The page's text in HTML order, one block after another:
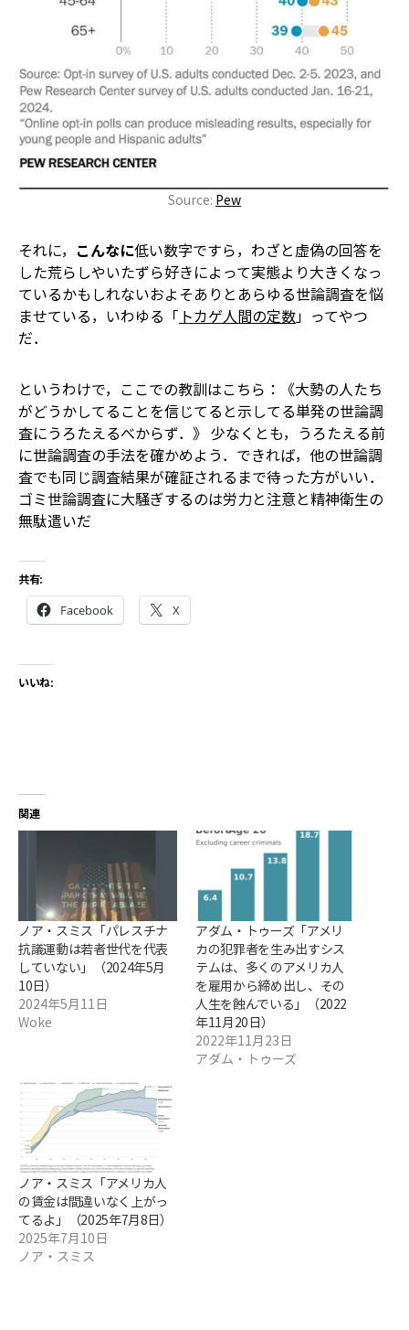
Source: Pew
それに， こんなに低い数字ですら，わざと虚偽の回答を
した荒らしやいたずら好きによって実態より大きくなっ
ているかもしれない――およそありとあらゆる世論調査を悩
ませている，いわゆる「 トカゲ人間の定数」ってやつ
だ．
というわけで，ここでの教訓はこちら：《大勢の人たち
がどうかしてることを信じてると示してる単発の世論調
査にうろたえるべからず．》 少なくとも，うろたえる前
に世論調査の手法を確かめよう．できれば，他の世論調
査でも同じ調査結果が確証されるまで待った方がいい．
ゴミ世論調査に大騒ぎするのは労力と注意と精神衛生の
無駄遣いだ
共有:
Facebook X
いいね:
関連
ノア・スミス「パレスチナ
抗議運動は若者世代を代表
していない」（2024年5月
10日）
2024年5月11日
Woke
アダム・トゥーズ「アメリ
カの犯罪者を生み出すシス
テムは、多くのアメリカ人
を雇用から締め出し、その
人生を蝕んでいる」（2022
年11月20日）
2022年11月23日
アダム・トゥーズ
ノア・スミス「アメリカ人
の賃金は間違いなく上がっ
てるよ」（2025年7月8日）
2025年7月10日
ノア・スミス